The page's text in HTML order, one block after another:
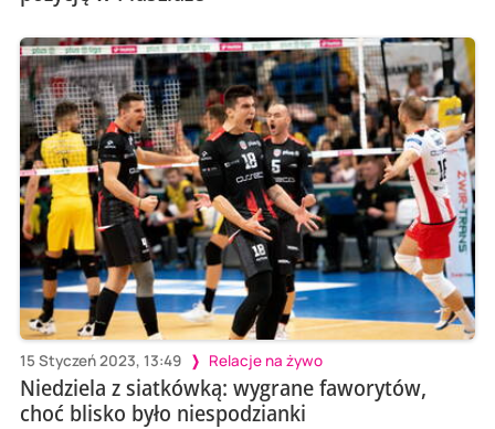
15 Styczeń 2023, 13:49 Relacje na żywo
Niedziela z siatkówką: wygrane faworytów,
choć blisko było niespodzianki